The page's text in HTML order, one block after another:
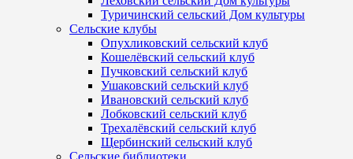
Туричинский сельский Дом культуры
Сельские клубы
Опухликовский сельский клуб
Кошелёвский сельский клуб
Пучковский сельский клуб
Ушаковский сельский клуб
Ивановский сельский клуб
Лобковский сельский клуб
Трехалёвский сельский клуб
Щербинский сельский клуб
Сельские библиотеки